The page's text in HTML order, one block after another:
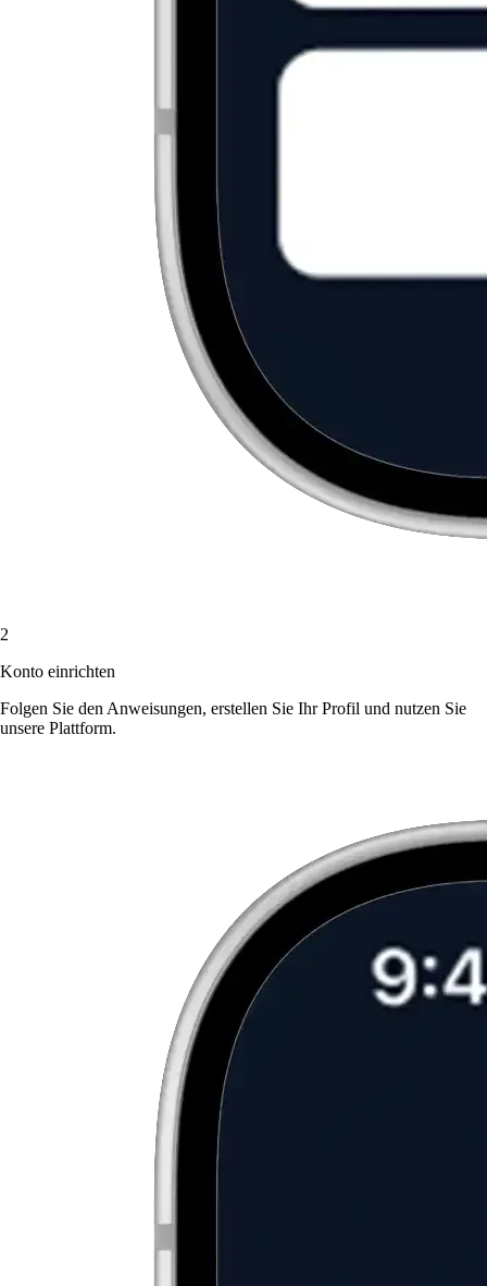
2
Konto einrichten
Folgen Sie den Anweisungen, erstellen Sie Ihr Profil und nutzen Sie
unsere Plattform.